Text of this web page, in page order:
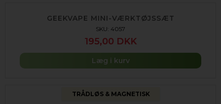
GEEKVAPE MINI-VÆRKTØJSSÆT
SKU: 4057
195,00 DKK
Læg i kurv
TRÅDLØS & MAGNETISK